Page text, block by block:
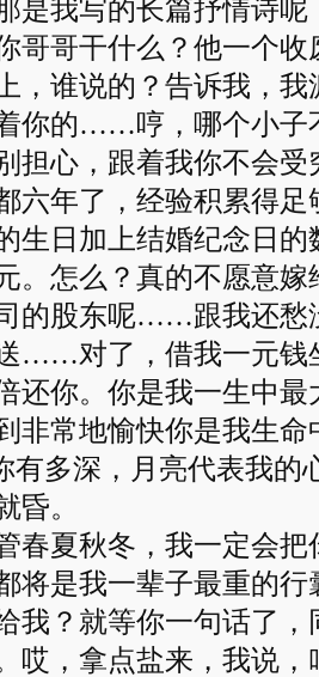
是我写的长篇抒情诗
哥哥干什么？他一个
，谁说的？告诉我，
你的……哼，哪个小子
担心，跟着我你不会
六年了，经验积累得
生日加上结婚纪念日
。怎么？真的不愿意
的股东呢……跟我还愁
……对了，借我一元钱
还你。你是我一生中
非常地愉快你是我生
有多深，月亮代表我的
昏。
春夏秋冬，我一定会
将是我一辈子最重的
我？就等你一句话了
哎，拿点盐来，我说